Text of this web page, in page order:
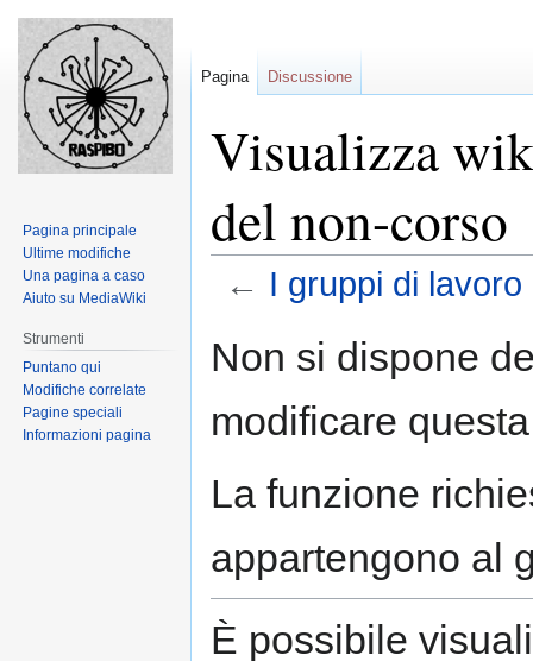
Visualizza
del non-corso
← I gruppi di
toto
Non si dispone
modificare
La funzione
appartengono al
È possibile
Pagina Discussione
Pagina principale
Ultime modifiche
Una pagina a caso
Aiuto su MediaWiki
Strumenti
Puntano qui
Modifiche correlate
Pagine speciali
Informazioni pagina